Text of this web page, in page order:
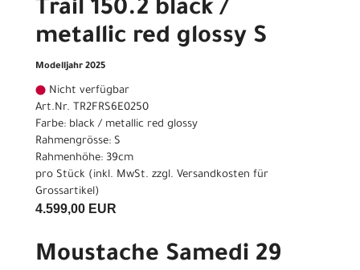
Trail 150.2 black /
metallic red glossy S
Modelljahr 2025
Nicht verfügbar
Art.Nr. TR2FRS6E0250
Farbe: black / metallic red glossy
Rahmengrösse: S
Rahmenhöhe: 39cm
pro Stück (inkl. MwSt. zzgl. Versandkosten für
Grossartikel)
4.599,00 EUR
Moustache Samedi 29